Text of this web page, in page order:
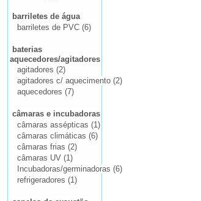
barriletes de água
barriletes de PVC (6)
baterias
aquecedores/agitadores
agitadores (2)
agitadores c/ aquecimento (2)
aquecedores (7)
câmaras e incubadoras
câmaras assépticas (1)
câmaras climáticas (6)
câmaras frias (2)
câmaras UV (1)
Incubadoras/germinadoras (6)
refrigeradores (1)